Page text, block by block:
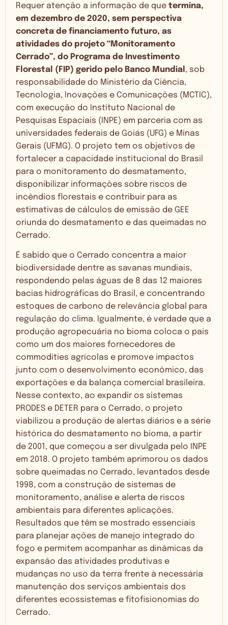
Requer atenção a informação de que termina,
em dezembro de 2020, sem perspectiva
concreta de financiamento futuro, as
atividades do projeto “Monitoramento
Cerrado”, do Programa de Investimento
Florestal (FIP) gerido pelo Banco Mundial , sob
responsabilidade do Ministério da Ciência,
Tecnologia, Inovações e Comunicações (MCTIC),
com execução do Instituto Nacional de
Pesquisas Espaciais (INPE) em parceria com as
universidades federais de Goiás (UFG) e Minas
Gerais (UFMG). O projeto tem os objetivos de
fortalecer a capacidade institucional do Brasil
para o monitoramento do desmatamento,
disponibilizar informações sobre riscos de
incêndios florestais e contribuir para as
estimativas de cálculos de emissão de GEE
oriunda do desmatamento e das queimadas no
Cerrado.
É sabido que o Cerrado concentra a maior
biodiversidade dentre as savanas mundiais,
respondendo pelas águas de 8 das 12 maiores
bacias hidrográficas do Brasil, e concentrando
estoques de carbono de relevância global para
regulação do clima. Igualmente, é verdade que a
produção agropecuária no bioma coloca o país
como um dos maiores fornecedores de
commodities agrícolas e promove impactos
junto com o desenvolvimento econômico, das
exportações e da balança comercial brasileira.
Nesse contexto, ao expandir os sistemas
PRODES e DETER para o Cerrado, o projeto
viabilizou a produção de alertas diários e a série
histórica do desmatamento no bioma, a partir
de 2001, que começou a ser divulgada pelo INPE
em 2018. O projeto também aprimorou os dados
sobre queimadas no Cerrado, levantados desde
1998, com a construção de sistemas de
monitoramento, análise e alerta de riscos
ambientais para diferentes aplicações.
Resultados que têm se mostrado essenciais
para planejar ações de manejo integrado do
fogo e permitem acompanhar as dinâmicas da
expansão das atividades produtivas e
mudanças no uso da terra frente à necessária
manutenção dos serviços ambientais dos
diferentes ecossistemas e fitofisionomias do
Cerrado.